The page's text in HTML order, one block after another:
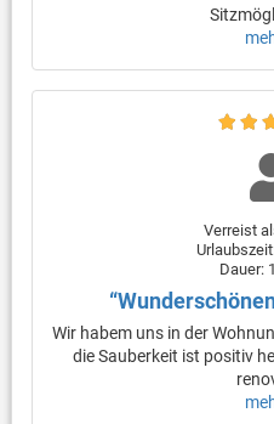
Verreist
Dauer:
Wir habem uns in der
die Sauberkeit ist positiv